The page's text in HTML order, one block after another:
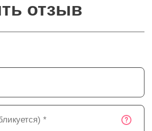
отзыв